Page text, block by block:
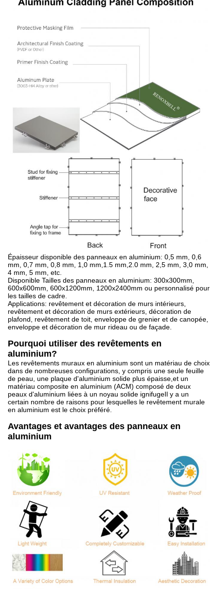
Épaisseur disponible des panneaux en aluminium: 0,5 mm, 0,6
mm, 0,7 mm, 0,8 mm, 1,0 mm,1.5 mm,2.0 mm, 2,5 mm, 3,0 mm,
4 mm, 5 mm, etc.
Disponible Tailles des panneaux en aluminium: 300x300mm,
600x600mm, 600x1200mm, 1200x2400mm ou personnalisé pour
les tailles de cadre.
Applications: revêtement et décoration de murs intérieurs,
revêtement et décoration de murs extérieurs, décoration de
plafond, revêtement de toit, enveloppe de grenier et de canopée,
enveloppe et décoration de mur rideau ou de façade.
Pourquoi utiliser des revêtements en
aluminium?
Les revêtements muraux en aluminium sont un matériau de choix
dans de nombreuses configurations, y compris une seule feuille
de peau, une plaque d'aluminium solide plus épaisse,et un
matériau composite en aluminium (ACM) composé de deux
peaux d'aluminium liées à un noyau solide ignifugeIl y a un
certain nombre de raisons pour lesquelles le revêtement murale
en aluminium est le choix préféré.
Avantages et avantages des panneaux en
aluminium